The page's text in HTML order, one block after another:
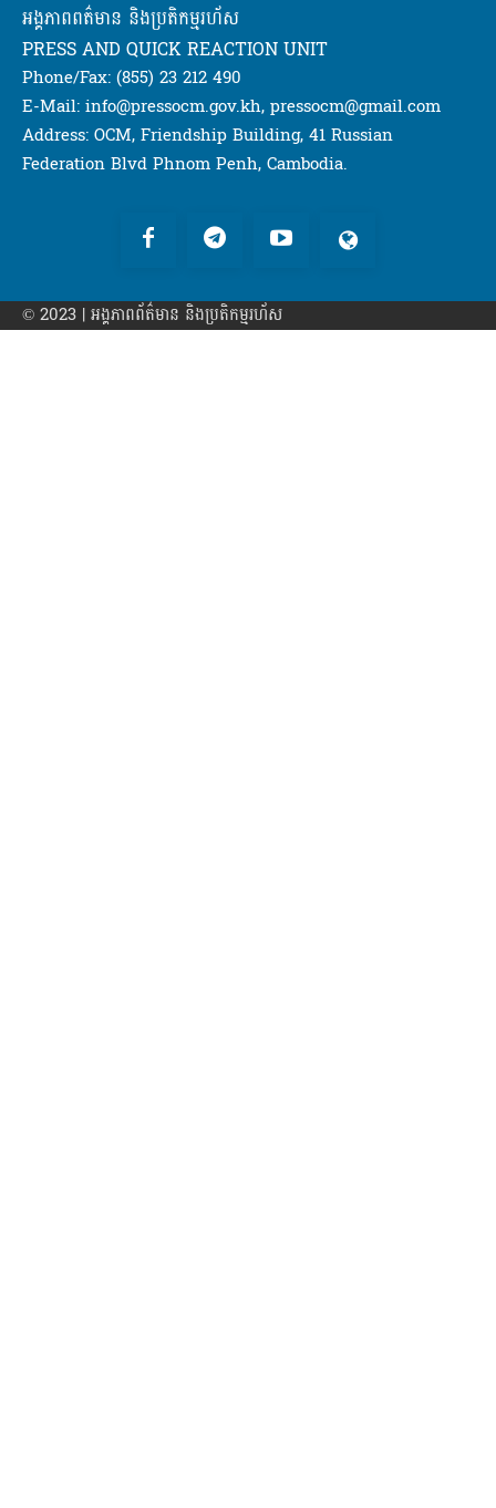
អង្គភាពពត៌មាន និងប្រតិកម្មរហ័ស
PRESS AND QUICK REACTION UNIT
Phone/Fax: (855) 23 212 490
E-Mail: info@pressocm.gov.kh, pressocm@gmail.com
Address: OCM, Friendship Building, 41 Russian
Federation Blvd Phnom Penh, Cambodia.
© 2023 | អង្គភាព​ព័ត៌មាន​ និងប្រតិកម្មរហ័ស